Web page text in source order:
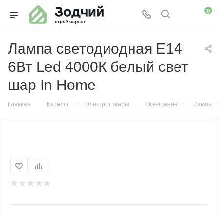
0
Лампа светодиодная Е14
6Вт Led 4000К белый свет
шар In Home
Главная — Каталог — Электротовары — Освещение — Лампы